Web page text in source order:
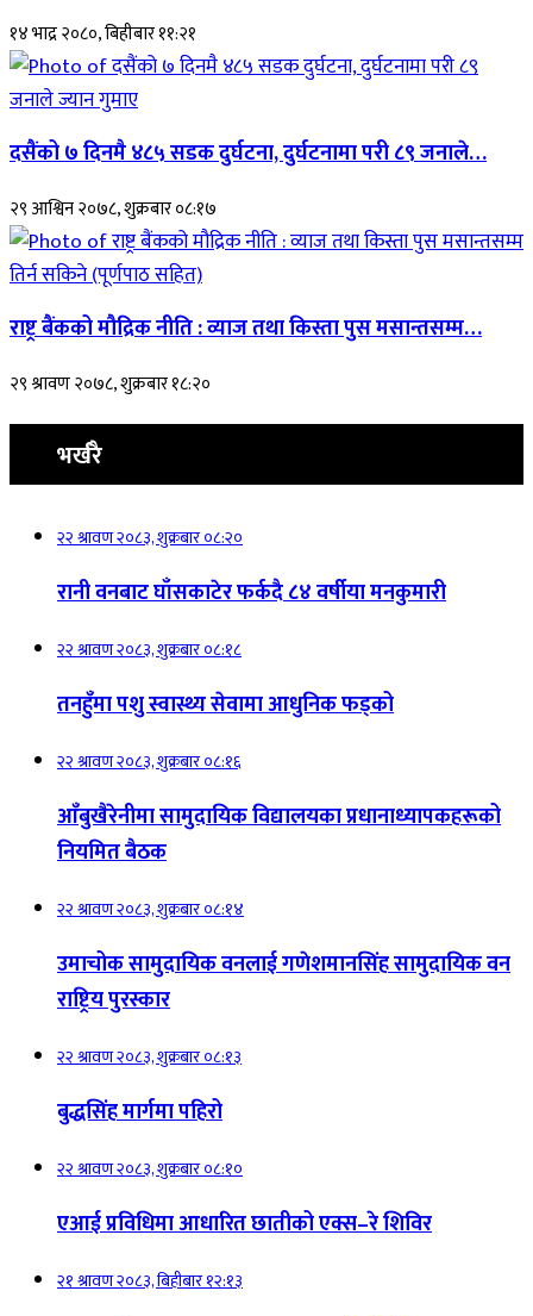
१४ भाद्र २०८०, बिहीबार ११:२१
दसैंको ७ दिनमै ४८५ सडक दुर्घटना, दुर्घटनामा परी ८९ जनाले…
२९ आश्विन २०७८, शुक्रबार ०८:१७
राष्ट्र बैंकको मौद्रिक नीति : व्याज तथा किस्ता पुस मसान्तसम्म…
२९ श्रावण २०७८, शुक्रबार १८:२०
भर्खरै
२२ श्रावण २०८३, शुक्रबार ०८:२०
रानी वनबाट घाँसकाटेर फर्कदै ८४ वर्षीया मनकुमारी
२२ श्रावण २०८३, शुक्रबार ०८:१८
तनहुँमा पशु स्वास्थ्य सेवामा आधुनिक फड्को
२२ श्रावण २०८३, शुक्रबार ०८:१६
आँबुखैरेनीमा सामुदायिक विद्यालयका प्रधानाध्यापकहरूको
नियमित बैठक
२२ श्रावण २०८३, शुक्रबार ०८:१४
उमाचोक सामुदायिक वनलाई गणेशमानसिंह सामुदायिक वन
राष्ट्रिय पुरस्कार
२२ श्रावण २०८३, शुक्रबार ०८:१३
बुद्धसिंह मार्गमा पहिरो
२२ श्रावण २०८३, शुक्रबार ०८:१०
एआई प्रविधिमा आधारित छातीको एक्स–रे शिविर
२१ श्रावण २०८३, बिहीबार १२:१३